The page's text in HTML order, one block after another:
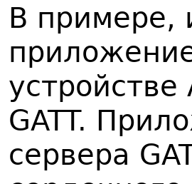
В примере,
GATT.
сервера